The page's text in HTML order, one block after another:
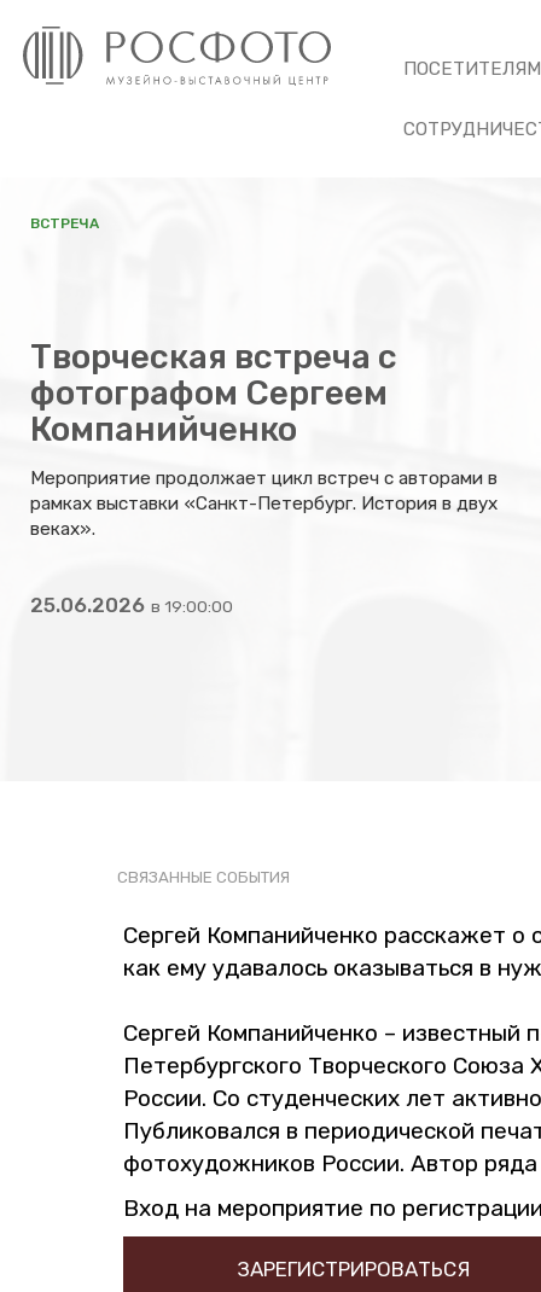
ПОСЕТИТЕЛЯМ
ВСТРЕЧА
Творческая встреча с
фотографом Сергеем
Компанийченко
Мероприятие продолжает цикл встреч с авторами в
рамках выставки «Санкт-Петербург. История в двух
веках».
25.06.2026 в 19:00:00
СВЯ­ЗАН­НЫЕ СО­БЫ­ТИЯ
Сер­гей Ком­па­ний­чен­ко рас­ска­жет
как ему уда­ва­лось ока­зы­вать­ся в
Сер­гей Ком­па­ний­чен­ко –
Пе­тер­бург­ско­го Твор­че­ско­го
Рос­сии. Со сту­ден­че­ских лет
Пуб­ли­ко­вал­ся в пе­ри­о­ди­че­ской
фо­то­ху­дож­ни­ков Рос­сии. Автор
Вход на ме­ро­при­я­тие по
ЗАРЕГИСТРИРОВАТЬСЯ